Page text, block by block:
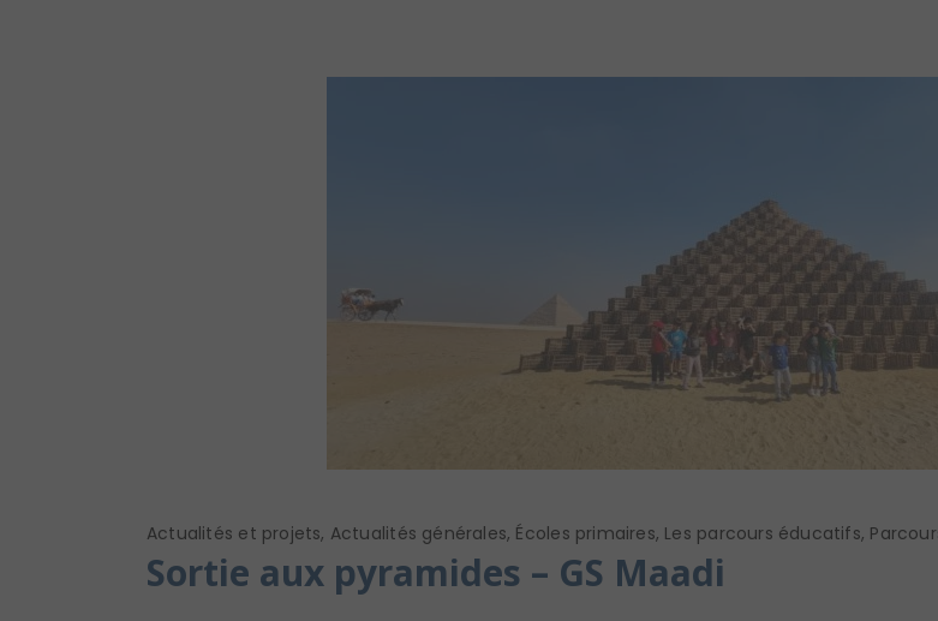
Actualités et projets, Actualités générales, Écoles primaires, Les parcours éducatifs,
Sortie aux pyramides – GS Maadi